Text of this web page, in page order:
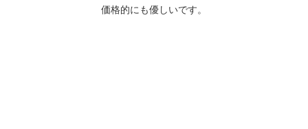
価格的にも優しいです。